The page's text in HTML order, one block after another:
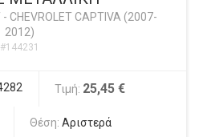
- CHEVROLET CAPTIVA (2007-
2012)
#144231
Τιμή: 25,45 €
Θέση: Αριστερά